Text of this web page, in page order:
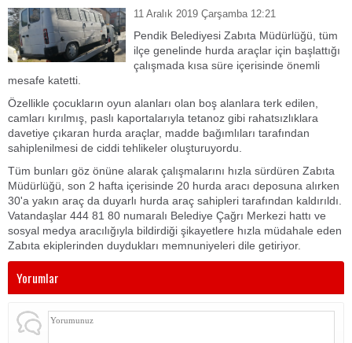
11 Aralık 2019 Çarşamba 12:21
Pendik Belediyesi Zabıta Müdürlüğü, tüm
ilçe genelinde hurda araçlar için başlattığı
çalışmada kısa süre içerisinde önemli
mesafe katetti.
Özellikle çocukların oyun alanları olan boş alanlara terk edilen,
camları kırılmış, paslı kaportalarıyla tetanoz gibi rahatsızlıklara
davetiye çıkaran hurda araçlar, madde bağımlıları tarafından
sahiplenilmesi de ciddi tehlikeler oluşturuyordu.
Tüm bunları göz önüne alarak çalışmalarını hızla sürdüren Zabıta
Müdürlüğü, son 2 hafta içerisinde 20 hurda aracı deposuna alırken
30'a yakın araç da duyarlı hurda araç sahipleri tarafından kaldırıldı.
Vatandaşlar 444 81 80 numaralı Belediye Çağrı Merkezi hattı ve
sosyal medya aracılığıyla bildirdiği şikayetlere hızla müdahale eden
Zabıta ekiplerinden duydukları memnuniyeleri dile getiriyor.
Yorumlar